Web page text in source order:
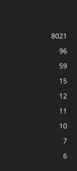
8021
96
59
15
12
11
10
7
6